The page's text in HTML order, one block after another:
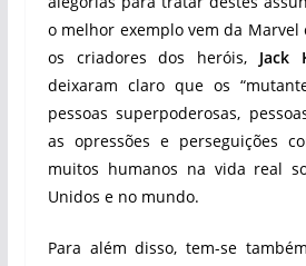
o melhor exemplo vem da
os criadores dos heróis, Jack
deixaram claro que os
pessoas superpoderosas,
as opressões e perseguições
muitos humanos na vida real
Unidos e no mundo.
Para além disso, tem-se